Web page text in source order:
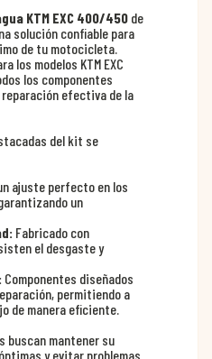
KTM EXC 400/450 de
solución confiable para
de tu motocicleta.
los modelos KTM EXC
los componentes
efectiva de la
del kit se
ajuste perfecto en los
un
Fabricado con
el desgaste y
Componentes diseñados
permitiendo a
de manera eficiente.
buscan mantener su
y evitar problemas